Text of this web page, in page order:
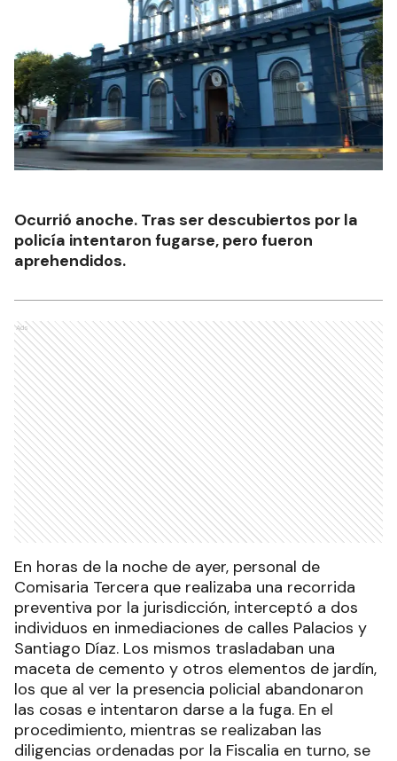
Ocurrió anoche. Tras ser descubiertos por la
policía intentaron fugarse, pero fueron
aprehendidos.
Ads
En horas de la noche de ayer, personal de
Comisaria Tercera que realizaba una recorrida
preventiva por la jurisdicción, interceptó a dos
individuos en inmediaciones de calles Palacios y
Santiago Díaz. Los mismos trasladaban una
maceta de cemento y otros elementos de jardín,
los que al ver la presencia policial abandonaron
las cosas e intentaron darse a la fuga. En el
procedimiento, mientras se realizaban las
diligencias ordenadas por la Fiscalia en turno, se